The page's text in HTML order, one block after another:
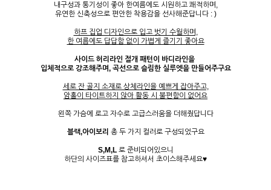
내구성과 통기성이 좋아 한여름에도 시원하고 쾌적하며,
유연한 신축성으로 편안한 착용감을 선사해준답니다 : )
하프 집업 디자인으로 입고 벗기 수월하며,
한 여름에도 답답함 없이 가볍게 즐기기 좋아요
사이드 허리라인 절개 패턴이 바디라인을
입체적으로 강조해주며, 곡선으로 슬림한 실루엣을 만들어주구요
세로 잔 골지 소재로 상체라인을 예쁘게 잡아주고,
암홀이 타이트하지 않아 활동 시 불편함이 없어요
왼쪽 가슴에 로고 자수로 고급스러움을 더해줬답니다
블랙,아이보리 총 두 가지 컬러로 구성되었구요
S,M,L 로 준비되어있으니
하단의 사이즈표를 참고하셔서 초이스해주세요♥